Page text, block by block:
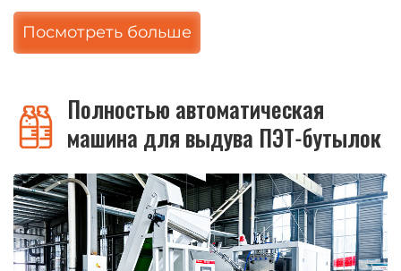
Посмотреть больше
Полностью автоматическая
машина для выдува ПЭТ-бутылок